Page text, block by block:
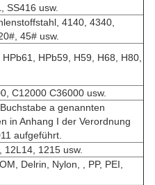
SS416 usw.
4140, 4340,
45# usw.
HPb59, H59, H68, H80,
C12000 C36000 usw.
a genannten
in Anhang I der Verordnung
aufgeführt.
12L14, 1215 usw.
Delrin, Nylon, , PP, PEI,